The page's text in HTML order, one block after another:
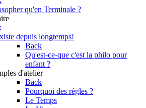
qu'en Terminale ?
depuis longtemps!
Back
Qu'est-ce-que c'est la philo pour
enfant ?
d'atelier
Back
Pourquoi des régles ?
Le Temps